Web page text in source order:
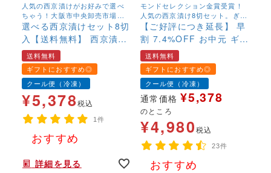
人気の西京漬けがお好みで選べ
ちゃう！大阪市中央卸売市場、
創業90年の歴史の中で受け継が
れているお魚の西京漬けです。
選べる西京漬けセット8切
入【送料無料】 西京漬
味噌漬 老舗 西京漬け の
焼き方 味噌漬け 人気 焼
き方 西京焼き お取り寄
せ 銀だら入 定番 お土産
お返し ギフト 贈答 魚 漬
魚 内祝 法要 法事 出産祝
い 結婚 お祝 誕生日 古稀
贅沢 人気セット 売れ筋
送料無料
ギフトにおすすめ◎
クール便（冷凍）
¥5,378税込
1件
おすすめ
詳細を見る
モンドセレクション金賞受賞！
人気の西京漬け8切セット。ぎん
だら2切入。大阪市中央卸売市
場、創業90年の歴史の中で受け
継がれているお魚の西京漬けで
す。
【ご好評につき延長】 早
割 7.4%OFF お中元 ギフ
ト 西京漬けセット”満海
（まんかい）”【8切（4種
x2切）】送料無料 西京漬
味噌漬 老舗 西京漬け 人
気 焼き方 西京焼き お取
り寄せ 銀だら入 定番 プ
レゼント 贈答 魚 漬魚 内
祝 法事 出産祝い 結婚 お
祝 誕生日 贅沢 人気セッ
ト 売れ筋 みそ漬け 義母
送料無料
ギフトにおすすめ◎
クール便（冷凍）
通常価格 ¥5,378
のところ
¥4,980税込
23件
おすすめ